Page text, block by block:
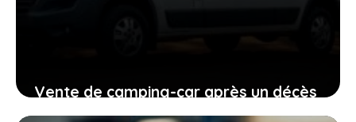
Vente de camping-car après un décès
: pièges à éviter et bonnes pratiques